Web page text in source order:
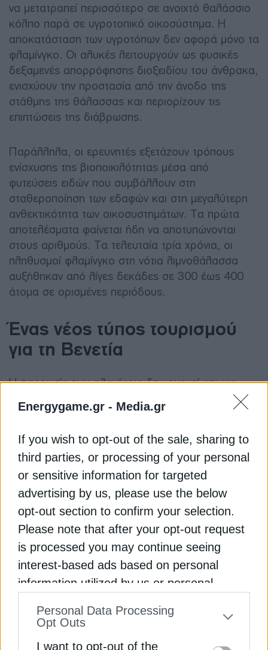
Energygame.gr - Media.gr
If you wish to opt-out of the sale, sharing to
third parties, or processing of your personal
or sensitive information for targeted
advertising by us, please use the below
opt-out section to confirm your selection.
Please note that after your opt-out request
is processed you may continue seeing
interest-based ads based on personal
information utilized by us or personal
to your opt-out. You may separately opt-out
Personal Data Processing
Opt Outs
I want to opt-out of the
να μετατραπεί περισσότερο σε ανοιχτό θαλάσσιο
κόλπο παρά σε υγροτοπικό οικοσύστημα. Η
αποκατάσταση των υγροτόπων δεν αφορά μόνο τα
φλαμίνγκο. Οι αλυκές λειτουργούν ως φυσικές
δεξαμενές απορρόφησης διοξειδίου του άνθρακα,
ενισχύουν την προστασία από την άνοδο της
στάθμης της θάλασσας και περιορίζουν τις
επιπτώσεις της διάβρωσης.
Παράλληλα, οι ερευνητές εξετάζουν τρόπους
ενίσχυσης της βιοποικιλότητας μέσα από
φυτεύσεις ειδών που συμβάλλουν στη
σταθεροποίηση των εδαφών και στη μεγαλύτερη
ανθεκτικότητα των οικοσυστημάτων. Τα πρώτα
αποτελέσματα φαίνεται ήδη να αποτυπώνονται
στους αριθμούς. Τα τελευταία τρία χρόνια, οι
πληθυσμοί φλαμίνγκο στη νότια λιμνοθάλασσα
αυξήθηκαν από λίγες δεκάδες σε 300 έως 400
άτομα σε ορισμένες περιόδους.
Ένας νέος τύπος τουρισμού
για τη Βενετία
Η παρουσία των φλαμίνγκο δημιουργεί και μια
διαφορετική διάσταση για τον τουρισμό της
Βενετίας. Η πόλη, γνωστή παγκοσμίως για την
σταδιακά και οικολογικό ενδιαφέρον. Ωστόσο,
όσοι περιμένουν να συναντήσουν εύκολα τα
χαρακτηριστικά ροζ πτηνά στα κανάλια της πόλης
πιθανότατα θα απογοητευτούν. Τα περισσότερα
παραμένουν σε απομονωμένες, ρηχές περιοχές
της λιμνοθάλασσας, δύσκολα προσβάσιμες και
ιδιαίτερα ευαίσθητες στην ανθρώπινη παρουσία. Οι
ειδικοί εκτιμούν πάντως ότι, όσο οι πληθυσμοί
αυξάνονται, οι παρατηρήσεις φλαμίνγκο ενδέχεται
να γίνουν συχνότερες και από περιοχές όπως το